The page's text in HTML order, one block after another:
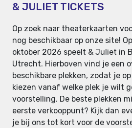
& JULIET TICKETS
Op zoek naar theaterkaarten
nog beschikbaar op onze site!
oktober 2026 speelt & Juliet in
Utrecht. Hierboven vind je een
beschikbare plekken, zodat je
kiezen vanaf welke plek je wilt
voorstelling. De beste plekken
eerste verkooppunt? Kijk dan
je bij ons tot kort voor de